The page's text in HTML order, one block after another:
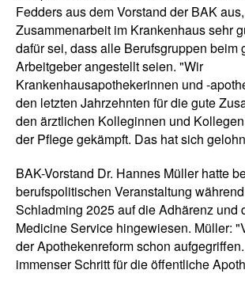
Fedders aus dem Vorstand der BAK
Zusammenarbeit im Krankenhaus sehr
dafür sei, dass alle Berufsgruppen beim
Arbeitgeber angestellt seien. "Wir
Krankenhausapothekerinnen und -
den letzten Jahrzehnten für die gute
den ärztlichen Kolleginnen und
der Pflege gekämpft. Das hat sich
BAK-Vorstand Dr. Hannes Müller hatte
berufspolitischen Veranstaltung
Schladming 2025 auf die Adhärenz und
Medicine Service hingewiesen. Müller:
der Apothekenreform schon
immenser Schritt für die öffentliche